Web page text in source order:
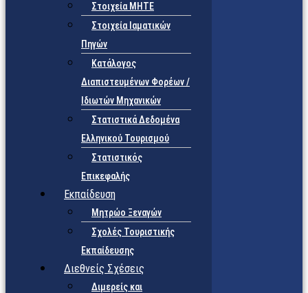
Στοιχεία ΜΗΤΕ
Στοιχεία Ιαματικών
Πηγών
Κατάλογος
Διαπιστευμένων Φορέων /
Ιδιωτών Μηχανικών
Στατιστικά Δεδομένα
Ελληνικού Τουρισμού
Στατιστικός
Επικεφαλής
Εκπαίδευση
Μητρώο Ξεναγών
Σχολές Τουριστικής
Εκπαίδευσης
Διεθνείς Σχέσεις
Διμερείς και